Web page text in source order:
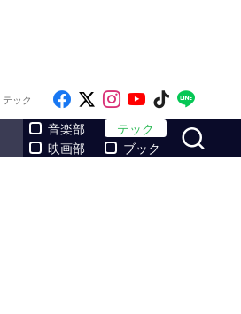
ック Like on Facebook
Follow on x
Follow on
Follow on
Follow
音楽部
映画部
テック
ブック